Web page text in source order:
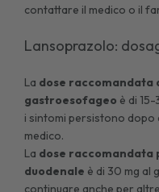
contattare il medico o il
Lansoprazolo:
La dose raccomandata
gastroesofageo è di
i sintomi persistono
medico.
La dose raccomandata
duodenale è di 30 mg al
continuare anche per